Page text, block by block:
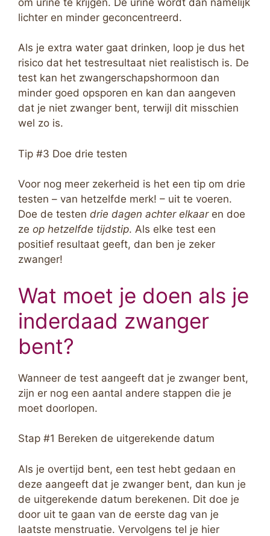
lichter en minder geconcentreerd.
Als je extra water gaat drinken, loop je dus het
risico dat het testresultaat niet realistisch is. De
test kan het zwangerschapshormoon dan
minder goed opsporen en kan dan aangeven
dat je niet zwanger bent, terwijl dit misschien
wel zo is.
Tip #3 Doe drie testen
Voor nog meer zekerheid is het een tip om drie
testen – van hetzelfde merk! – uit te voeren.
Doe de testen drie dagen achter elkaaren doe
ze op hetzelfde tijdstip. Als elke test een
positief resultaat geeft, dan ben je zeker
zwanger!
Wat moet je doen als je
inderdaad zwanger
bent?
Wanneer de test aangeeft dat je zwanger bent,
zijn er nog een aantal andere stappen die je
moet doorlopen.
Stap #1 Bereken de uitgerekende datum
Als je overtijd bent, een test hebt gedaan en
deze aangeeft dat je zwanger bent, dan kun je
de uitgerekende datum berekenen. Dit doe je
door uit te gaan van de eerste dag van je
laatste menstruatie. Vervolgens tel je hier